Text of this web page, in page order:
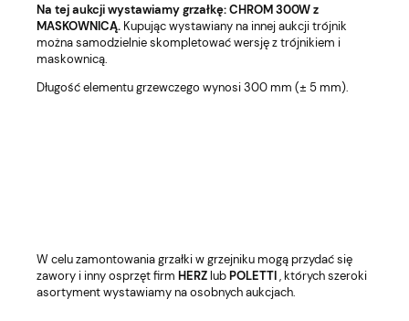
Na tej aukcji wystawiamy grzałkę: CHROM 300W z
MASKOWNICĄ. Kupując wystawiany na innej aukcji trójnik
można samodzielnie skompletować wersję z trójnikiem i
maskownicą.
Długość elementu grzewczego wynosi 300 mm (± 5 mm).
W celu zamontowania grzałki w grzejniku mogą przydać się
zawory i inny osprzęt firm HERZlubPOLETTI, których szeroki
asortyment wystawiamy na osobnych aukcjach.